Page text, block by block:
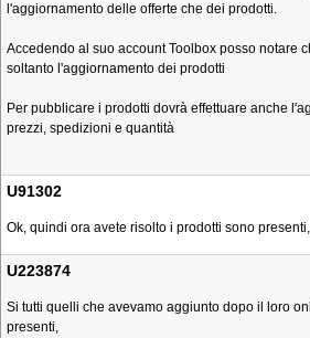
l'aggiornamento delle offerte che dei prodotti.
Accedendo al suo account Toolbox posso notare
soltanto l'aggiornamento dei prodotti
Per pubblicare i prodotti dovrà effettuare anche
prezzi, spedizioni e quantità
U91302
Ok, quindi ora avete risolto i prodotti sono
U223874
Si tutti quelli che avevamo aggiunto dopo il loro
presenti,